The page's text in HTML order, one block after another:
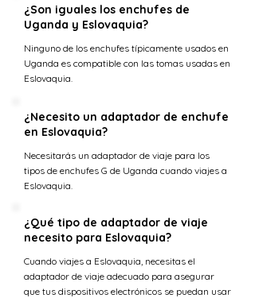
¿Son iguales los enchufes de
Uganda y Eslovaquia?
Ninguno de los enchufes típicamente usados en
Uganda es compatible con las tomas usadas en
Eslovaquia.
¿Necesito un adaptador de enchufe
en Eslovaquia?
Necesitarás un adaptador de viaje para los
tipos de enchufes G de Uganda cuando viajes a
Eslovaquia.
¿Qué tipo de adaptador de viaje
necesito para Eslovaquia?
Cuando viajes a Eslovaquia, necesitas el
adaptador de viaje adecuado para asegurar
que tus dispositivos electrónicos se puedan usar